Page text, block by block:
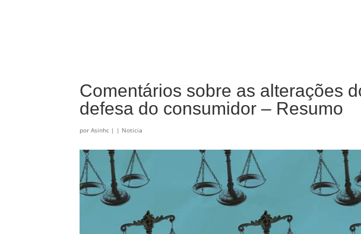
Comentários sobre as alterações
defesa do consumidor – Resumo
porAsinhc | | Noticia